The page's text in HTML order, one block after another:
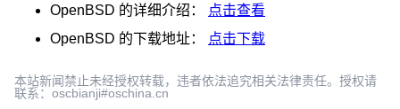
OpenBSD 的详细介绍：
点击查看
OpenBSD 的下载地址： 点击下载
本站新闻禁止未经授权转载，违者依法追究相关法律责任。授权请
联系：oscbianji#oschina.cn